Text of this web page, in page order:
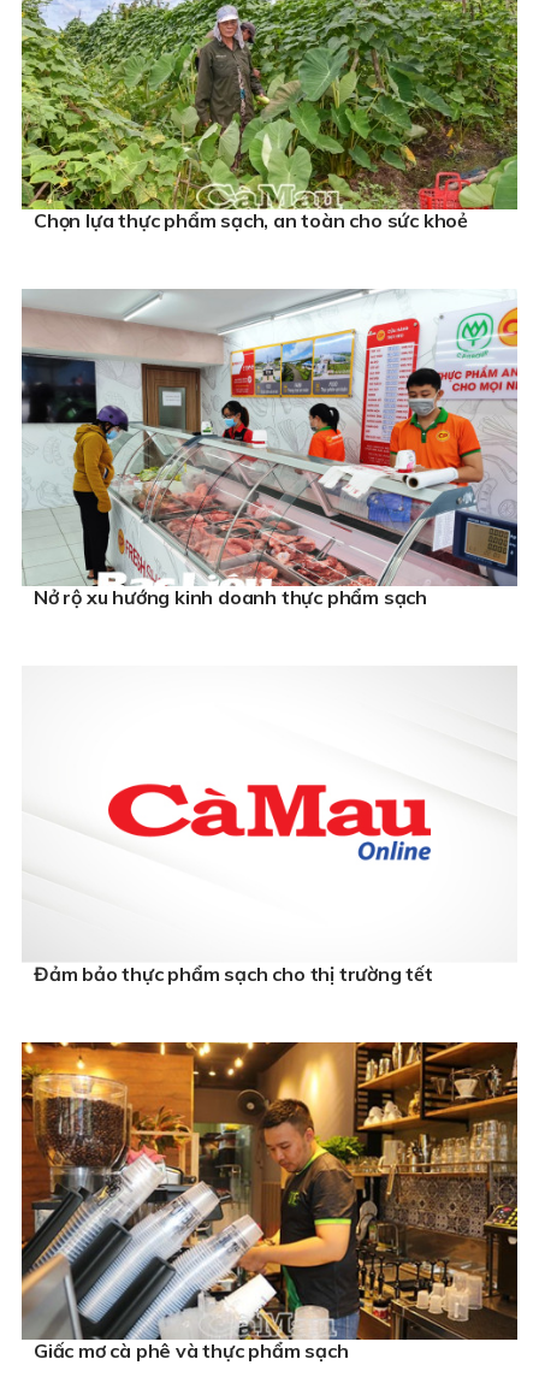
Chọn lựa thực phẩm sạch, an toàn cho sức khoẻ
Nở rộ xu hướng kinh doanh thực phẩm sạch
Đảm bảo thực phẩm sạch cho thị trường tết
Giấc mơ cà phê và thực phẩm sạch